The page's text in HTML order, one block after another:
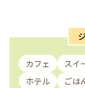
カフェ スイ
ホテル
ごは